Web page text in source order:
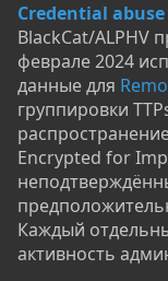
Credential
BlackCat/ALPHV
феврале 2024
данные для
группировки
Encrypted for
Каждый
активность